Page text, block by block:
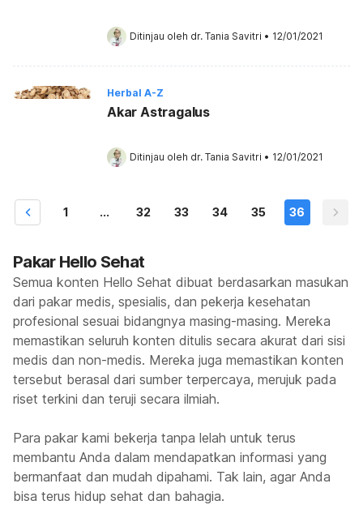
Ditinjau oleh dr. Tania Savitri • 12/01/2021
Herbal A-Z
Akar Astragalus
Ditinjau oleh dr. Tania Savitri • 12/01/2021
1 ... 32 33 34 35 36
Pakar Hello Sehat
Semua konten Hello Sehat dibuat berdasarkan masukan
dari pakar medis, spesialis, dan pekerja kesehatan
profesional sesuai bidangnya masing-masing. Mereka
memastikan seluruh konten ditulis secara akurat dari sisi
medis dan non-medis. Mereka juga memastikan konten
tersebut berasal dari sumber terpercaya, merujuk pada
riset terkini dan teruji secara ilmiah.
Para pakar kami bekerja tanpa lelah untuk terus
membantu Anda dalam mendapatkan informasi yang
bermanfaat dan mudah dipahami. Tak lain, agar Anda
bisa terus hidup sehat dan bahagia.